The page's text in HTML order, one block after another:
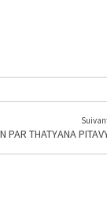
PAR THATYANA